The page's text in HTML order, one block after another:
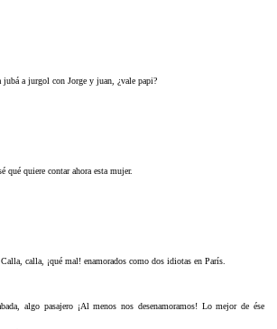
a jurgol con Jorge y juan, ¿vale papi?
qué quiere contar ahora esta mujer.
calla, ¡qué mal! enamorados como dos idiotas en París.
algo pasajero ¡Al menos nos desenamoramos! Lo mejor de ése